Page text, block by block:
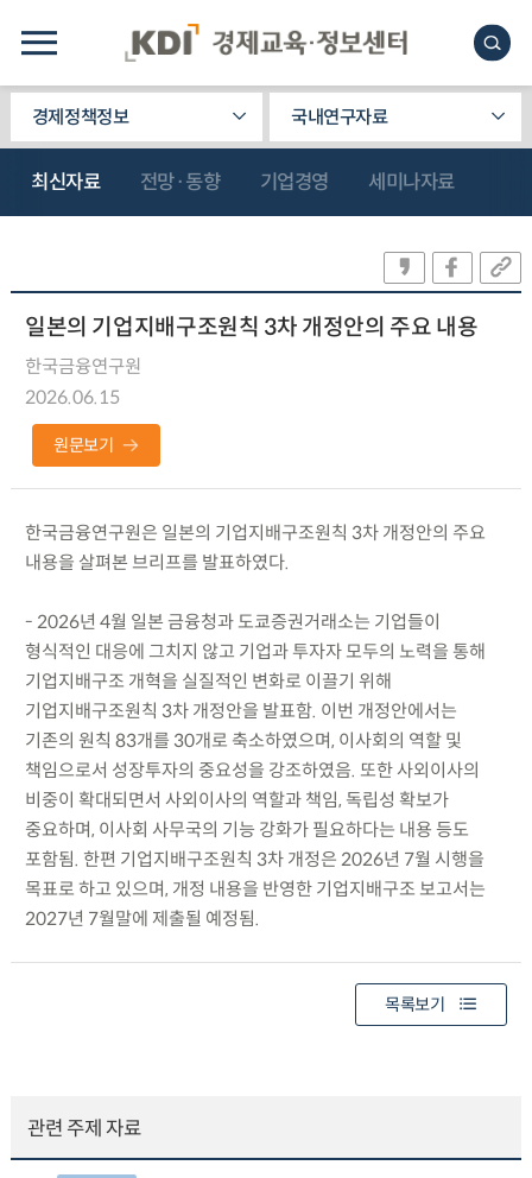
경제정책정보 국내연구자료
최신자료 전망·동향 기업경영 세미나자료
일본의 기업지배구조원칙 3차 개정안의 주요 내용
한국금융연구원
2026.06.15
원문보기
한국금융연구원은 일본의 기업지배구조원칙 3차 개정안의 주요
내용을 살펴본 브리프를 발표하였다.
- 2026년 4월 일본 금융청과 도쿄증권거래소는 기업들이
형식적인 대응에 그치지 않고 기업과 투자자 모두의 노력을 통해
기업지배구조 개혁을 실질적인 변화로 이끌기 위해
기업지배구조원칙 3차 개정안을 발표함. 이번 개정안에서는
기존의 원칙 83개를 30개로 축소하였으며, 이사회의 역할 및
책임으로서 성장투자의 중요성을 강조하였음. 또한 사외이사의
비중이 확대되면서 사외이사의 역할과 책임, 독립성 확보가
중요하며, 이사회 사무국의 기능 강화가 필요하다는 내용 등도
포함됨. 한편 기업지배구조원칙 3차 개정은 2026년 7월 시행을
목표로 하고 있으며, 개정 내용을 반영한 기업지배구조 보고서는
2027년 7월말에 제출될 예정됨.
목록보기
관련 주제 자료